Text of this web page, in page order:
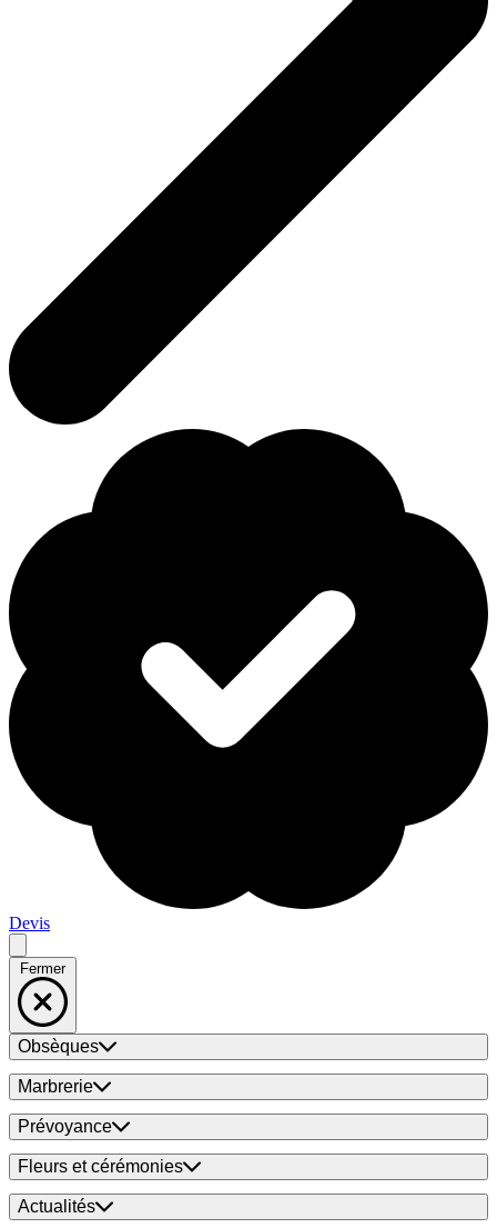
Devis
Fermer
Obsèques
Marbrerie
Prévoyance
Fleurs et cérémonies
Actualités